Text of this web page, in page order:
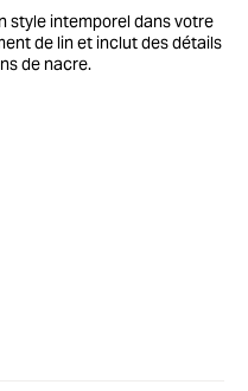
style intemporel dans votre
de lin et inclut des détails
de nacre.